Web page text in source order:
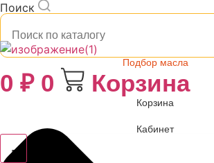
Поиск
Подбор масла
0 ₽ 0 Корзина
Корзина
Кабинет